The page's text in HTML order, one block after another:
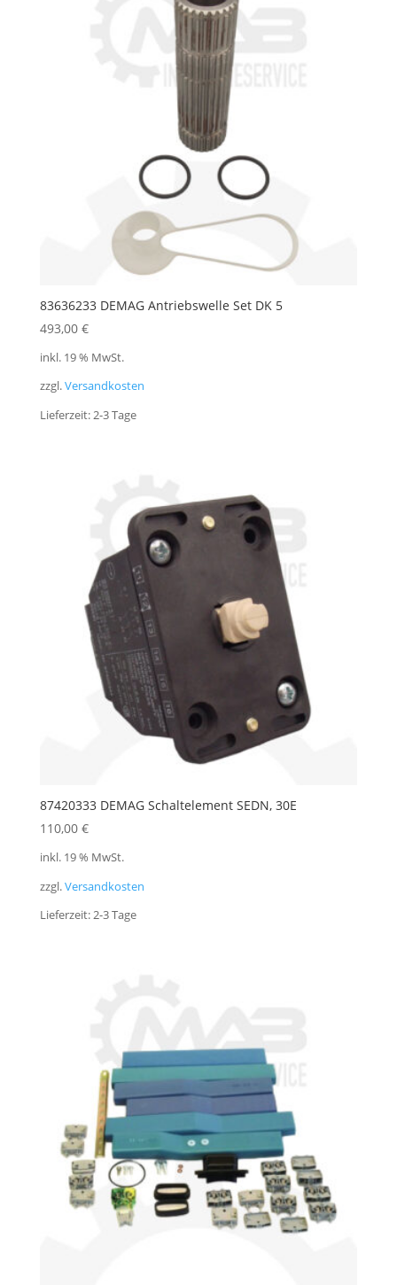
83636233 DEMAG Antriebswelle Set DK 5
493,00 €
inkl. 19 % MwSt.
zzgl.Versandkosten
Lieferzeit:2-3 Tage
87420333 DEMAG Schaltelement SEDN, 30E
110,00 €
inkl. 19 % MwSt.
zzgl.Versandkosten
Lieferzeit:2-3 Tage